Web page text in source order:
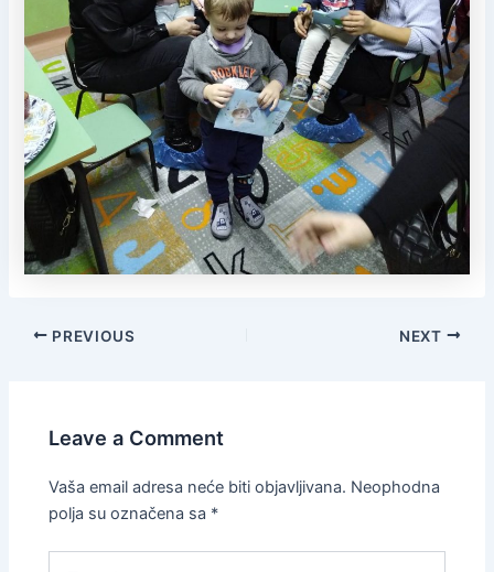
PREVIOUS NEXT
Leave a Comment
Vaša email adresa neće biti objavljivana. Neophodna
polja su označena sa *